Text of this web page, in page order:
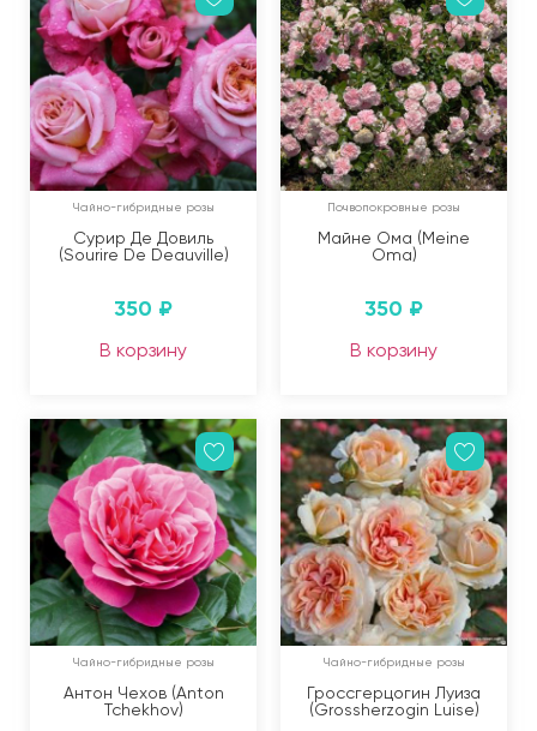
Чайно-гибридные розы
Сурир Де Довиль
(Sourire De Deauville)
350 ₽
В корзину
Почвопокровные розы
Майне Ома (Meine
Oma)
350 ₽
В корзину
Чайно-гибридные розы
Антон Чехов (Anton
Tchekhov)
Чайно-гибридные розы
Гроссгерцогин Луиза
(Grossherzogin Luise)